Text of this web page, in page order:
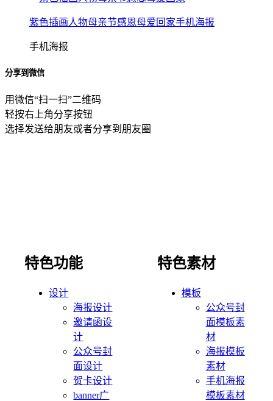
紫色插画人物母亲节感恩母爱回家手机海报
手机海报
分享到微信
用微信“扫一扫”二维码
轻按右上角分享按钮
选择发送给朋友或者分享到朋友圈
特色功能
设计
海报设计
邀请函设
计
公众号封
面设计
贺卡设计
banner广
特色素材
模板
公众号封
面模板素
材
海报模板
素材
手机海报
模板素材